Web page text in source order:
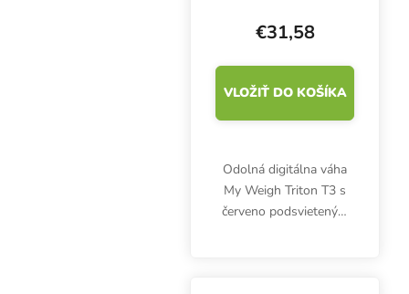
€31,58
VLOŽIŤ DO KOŠÍKA
Odolná digitálna váha
My Weigh Triton T3 s
červeno podsvieteným